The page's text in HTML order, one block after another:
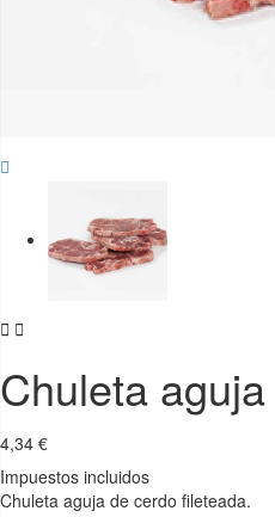
 
Chuleta
4,34 €
Impuestos incluidos
Chuleta aguja de cerdo fileteada.